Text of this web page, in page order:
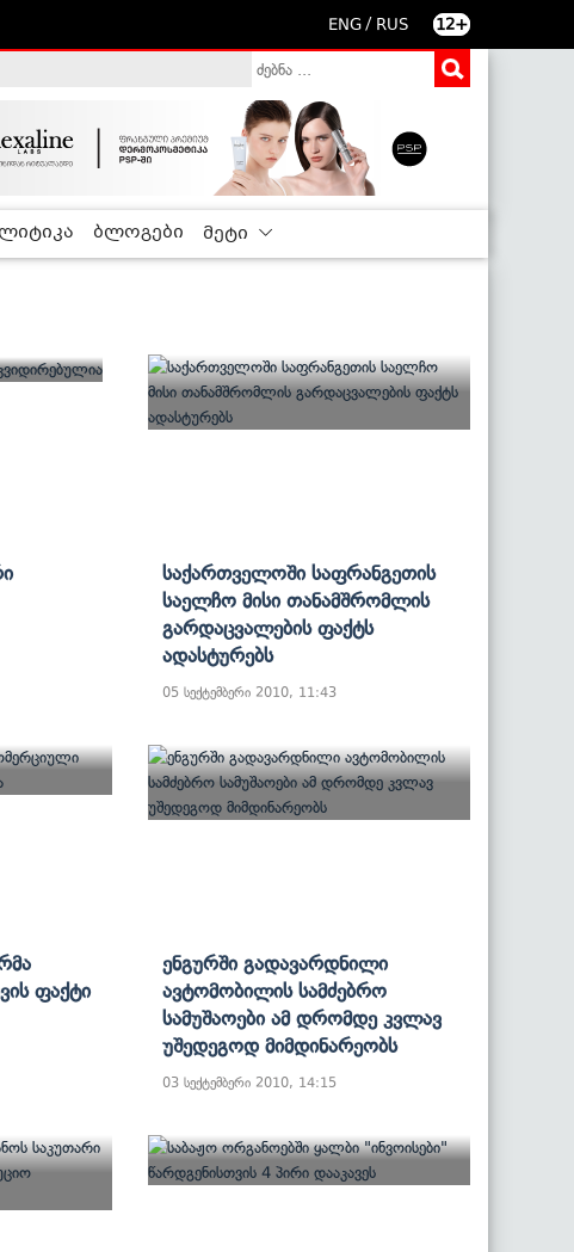
ENG / RUS 12+
ბლოგები მეტი
Საქართველოში Საფრანგეთის
Საელჩო Მისი Თანამშრომლის
Გარდაცვალების Ფაქტს
Ადასტურებს
05 სექტემბერი 2010, 11:43
Ფაქტი
Ენგურში Გადავარდნილი
Ავტომობილის Სამძებრო
Სამუშაოები Ამ Დრომდე Კვლავ
Უშედეგოდ Მიმდინარეობს
03 სექტემბერი 2010, 14:15